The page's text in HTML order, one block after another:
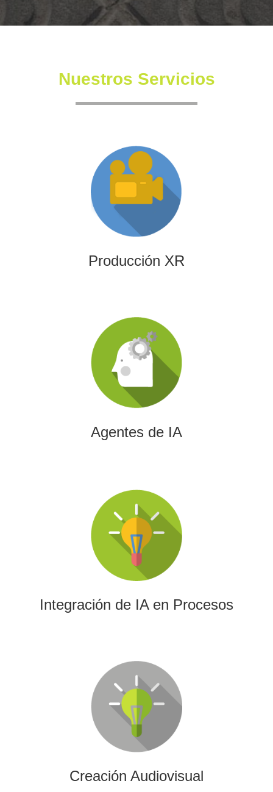
Nuestros Servicios
Producción XR
Producción XR
Somos una productora independiente con un equipo
altamente experimentado también en la creación de
producciones inmersivas y de XR.
Agentes de IA
Agentes de IA
Diseñamos agentes de inteligencia artificial capaces de
automatizar procesos, optimizar decisiones y transformar
la eficiencia empresarial.
Integración de IA en Procesos
Integración de IA en Procesos
La IA permitirá a su empresa aprovechar el poder de los
algoritmos y las herramientas más avanzadas para el
análisis de datos y la creación de contenidos.
Creación Audiovisual
Creación Audiovisual
Ofrecemos soluciones creativas, de producción y edición
para cualquier tipo de contenido audiovisual: vídeos
promocionales, spots o cobertura audiovisual de eventos.